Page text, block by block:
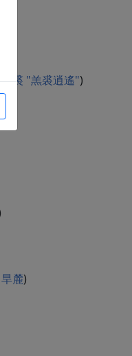
裘 "羔裘逍遙")
麓)